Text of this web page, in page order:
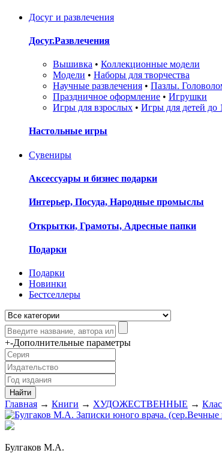
Досуг и развлечения
Досуг.Развлечения
Вышивка • Коллекционные модели
Модели • Наборы для творчества
Научные развлечения • Пазлы.
Праздничное оформление • Игрушки
Игры для взрослых • Игры для детей до
Настольные игры
Сувениры
Аксессуары и бизнес подарки
Интерьер, Посуда, Народные промыслы
Открытки, Грамоты, Адресные папки
Подарки
Подарки
Новинки
Бестселлеры
+-Дополнительные параметры
Главная → Книги → ХУДОЖЕСТВЕННЫЕ →
Булгаков М.А.